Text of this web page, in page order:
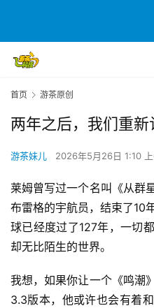
首页 游茶原创
两年之后，我们重新
游茶妹儿 2026年5月26日 1:10
莱姆曾写过一个名叫《从群
布雷格的宇航员，结束了10
球已经度过了127年，一切
却无比陌生的世界。
我想，如果你让一个《鸣潮
3.3版本，他或许也会有着